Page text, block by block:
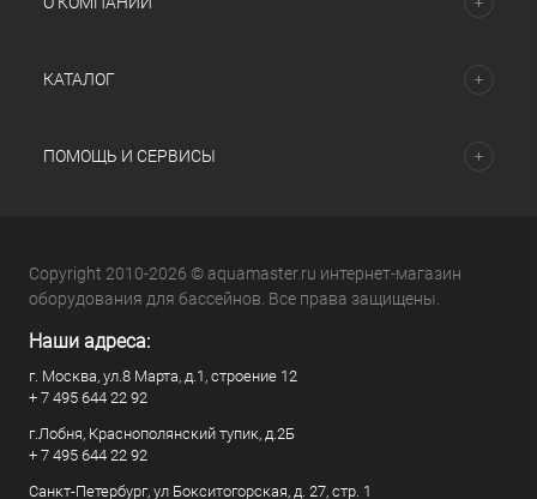
КАТАЛОГ
ПОМОЩЬ И СЕРВИСЫ
Copyright 2010-2026 © aquamaster.ru интернет-магазин
оборудования для бассейнов. Все права защищены.
Наши адреса:
г. Москва, ул.8 Марта, д.1, строение 12
+ 7 495 644 22 92
г.Лобня, Краснополянский тупик, д.2Б
+ 7 495 644 22 92
Санкт-Петербург, ул Бокситогорская, д. 27, стр. 1